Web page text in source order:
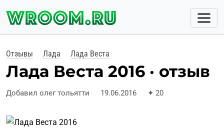
Отзывы Лада Лада Веста
Лада Веста 2016 · отзыв
Добавил олег тольятти 19.06.2016 ✦ 20